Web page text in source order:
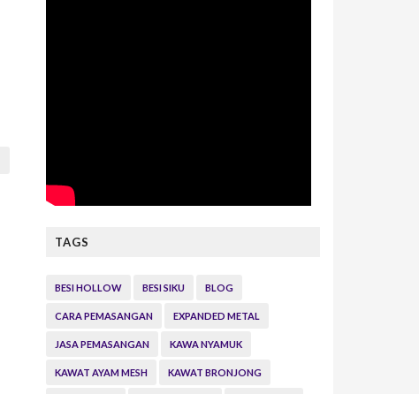
TAGS
BESI HOLLOW BESI SIKU BLOG
CARA PEMASANGAN EXPANDED METAL
JASA PEMASANGAN KAWA NYAMUK
KAWAT AYAM MESH KAWAT BRONJONG